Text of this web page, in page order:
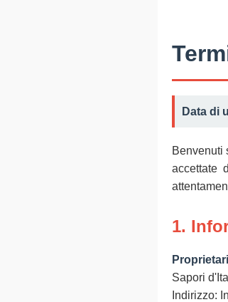
Data di
Benvenuti
accettate
1.
Sapori
Indirizzo: